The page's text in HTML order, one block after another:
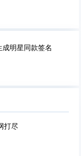
明星同款签名
打尽